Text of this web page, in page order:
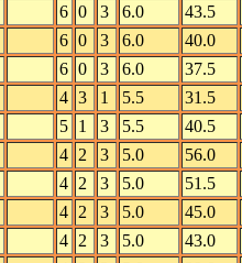
6 0 3 6.0 43.5
6 0 3 6.0 40.0
6 0 3 6.0 37.5
4 3 1 5.5 31.5
5 1 3 5.5 40.5
4 2 3 5.0 56.0
4 2 3 5.0 51.5
4 2 3 5.0 45.0
4 2 3 5.0 43.0